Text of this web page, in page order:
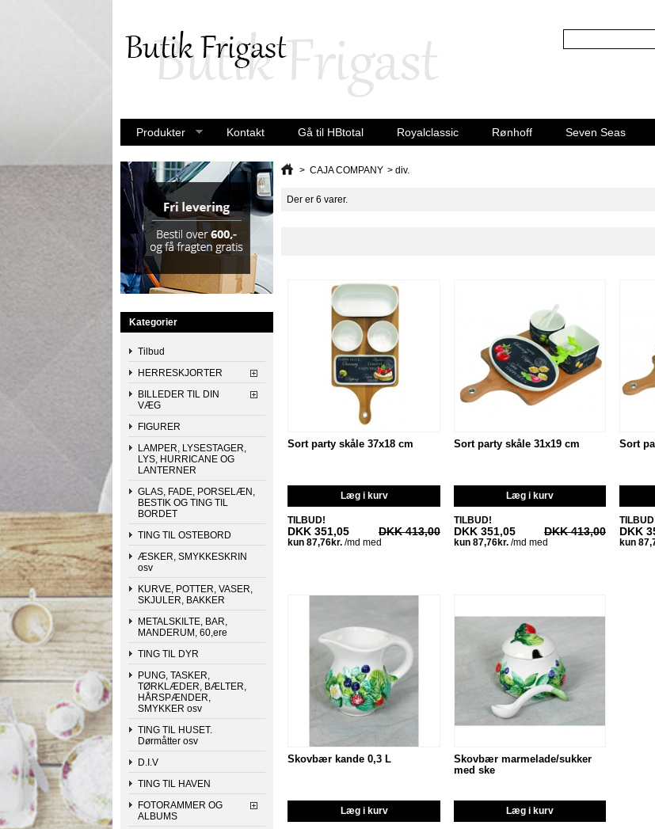
Produkter Kontakt Gå til HBtotal Royalclassic Rønhoff Seven Seas
Kategorier
Tilbud
HERRESKJORTER
BILLEDER TIL DIN
VÆG
FIGURER
LAMPER, LYSESTAGER,
LYS, HURRICANE OG
LANTERNER
GLAS, FADE, PORSELÆN,
BESTIK OG TING TIL
BORDET
TING TIL OSTEBORD
ÆSKER, SMYKKESKRIN
osv
KURVE, POTTER, VASER,
SKJULER, BAKKER
METALSKILTE, BAR,
MANDERUM, 60,ere
TING TIL DYR
PUNG, TASKER,
TØRKLÆDER, BÆLTER,
HÅRSPÆNDER,
SMYKKER osv
TING TIL HUSET.
Dørmåtter osv
D.I.V
TING TIL HAVEN
FOTORAMMER OG
ALBUMS
> CAJA COMPANY > div.
Der er 6 varer.
Sort party skåle 37x18 cm
Læg i kurv
TILBUD!
DKK 351,05 DKK 413,00
Sort party skåle 31x19 cm
Læg i kurv
TILBUD!
DKK 351,05 DKK 413,00
Sort
DKK
Skovbær kande 0,3 L
Læg i kurv
Skovbær marmelade/sukker
med ske
Læg i kurv